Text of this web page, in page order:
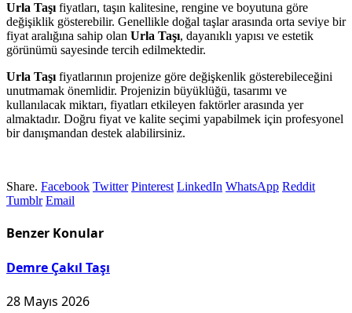
Urla Taşı fiyatları, taşın kalitesine, rengine ve boyutuna göre
değişiklik gösterebilir. Genellikle doğal taşlar arasında orta seviye bir
fiyat aralığına sahip olan Urla Taşı, dayanıklı yapısı ve estetik
görünümü sayesinde tercih edilmektedir.
Urla Taşı fiyatlarının projenize göre değişkenlik gösterebileceğini
unutmamak önemlidir. Projenizin büyüklüğü, tasarımı ve
kullanılacak miktarı, fiyatları etkileyen faktörler arasında yer
almaktadır. Doğru fiyat ve kalite seçimi yapabilmek için profesyonel
bir danışmandan destek alabilirsiniz.
Share. Facebook Twitter Pinterest LinkedIn WhatsApp Reddit
Tumblr Email
Benzer Konular
Demre Çakıl Taşı
28 Mayıs 2026